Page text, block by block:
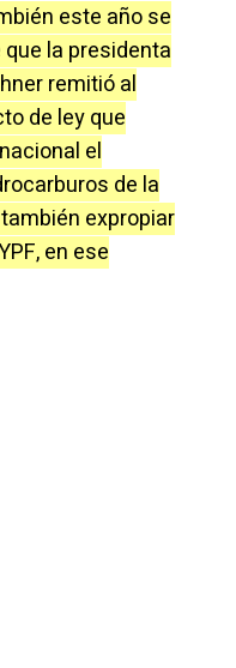
este año se
la presidenta
remitió al
de ley que
el
de la
expropiar
en ese